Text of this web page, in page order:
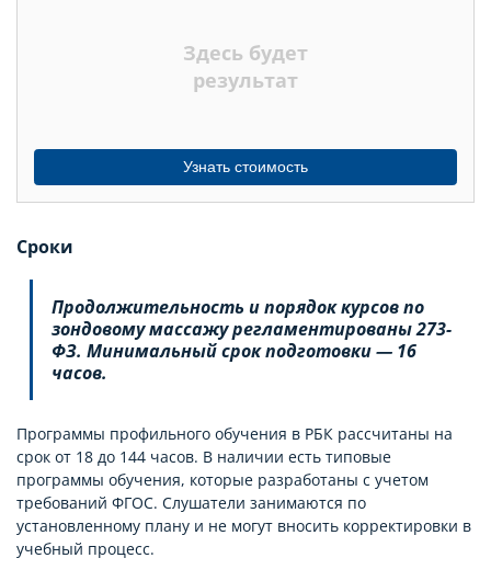
Здесь будет
результат
Узнать стоимость
Сроки
Продолжительность и порядок курсов по
зондовому массажу регламентированы 273-
ФЗ. Минимальный срок подготовки — 16
часов.
Программы профильного обучения в РБК рассчитаны на
срок от 18 до 144 часов. В наличии есть типовые
программы обучения, которые разработаны с учетом
требований ФГОС. Слушатели занимаются по
установленному плану и не могут вносить корректировки в
учебный процесс.